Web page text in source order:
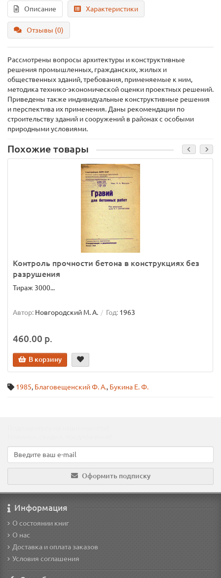
Описание Характеристики
Отзывы (0)
Рассмотрены вопросы архитектуры и конструктивные
решения промышленных, гражданских, жилых и
общественных зданий, требования, применяемые к ним,
методика технико-экономической оценки проектных решений.
Приведены также индивидуальные конструктивные решения
и перспектива их применения. Даны рекомендации по
строительству зданий и сооружений в районах с особыми
природными условиями.
Похожие товары
Контроль прочности бетона в конструкциях без
разрушения
Тираж 3000...
Автор: Новгородский М. А. Год: 1963
460.00 р.
В корзину
1985, Благовещенский Ф. А., Букина Е. Ф.
Оформить подписку
Информация
О состоянии книг
О нас
Доставка и оплата заказов
Условия соглашения